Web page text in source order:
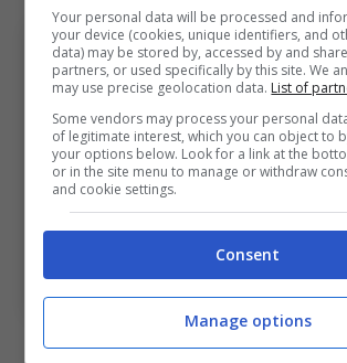
Bologna, Guendouzi al Fenerbahce: ora la
su Fabbian. BolognaSportNews (Photo by
Gli altri nomi per il
Your personal data will be processed and
your device (cookies, unique identifiers, and
data) may be stored by, accessed by and
partners, or used specifically by this site. We
may use precise geolocation data. List of
Some vendors may process your personal
of legitimate interest, which you can object to
your options below. Look for a link at the
or in the site menu to manage or withdraw
and cookie settings.
Consent
Manage options